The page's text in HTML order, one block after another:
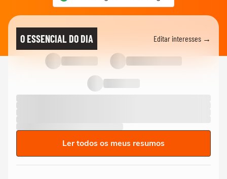
O ESSENCIAL DO DIA Editar interesses →
Ler todos os meus resumos